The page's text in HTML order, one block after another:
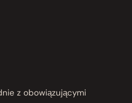
z obowiązującymi